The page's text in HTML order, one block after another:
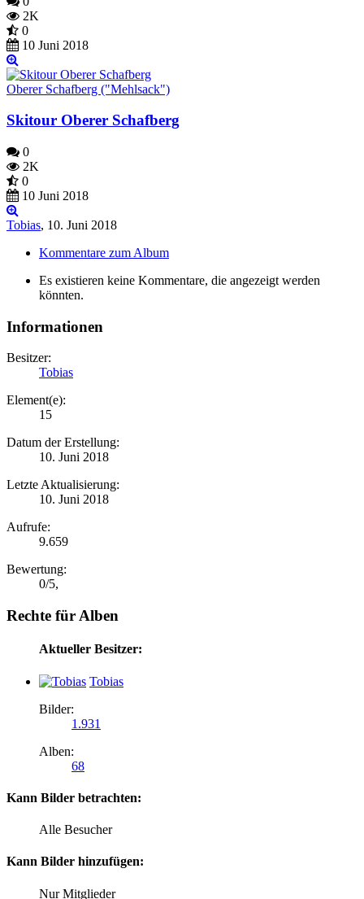
2K
0
10 Juni 2018
Oberer Schafberg ("Mehlsack")
Skitour Oberer Schafberg
0
2K
0
10 Juni 2018
Tobias, 10. Juni 2018
Kommentare zum Album
Es existieren keine Kommentare, die angezeigt werden
könnten.
Informationen
Besitzer:
Tobias
Element(e):
15
Datum der Erstellung:
10. Juni 2018
Letzte Aktualisierung:
10. Juni 2018
Aufrufe:
9.659
Bewertung:
0/5,
Rechte für Alben
Aktueller Besitzer:
Tobias
Bilder:
1.931
Alben:
68
Kann Bilder betrachten:
Alle Besucher
Kann Bilder hinzufügen:
Nur Mitglieder